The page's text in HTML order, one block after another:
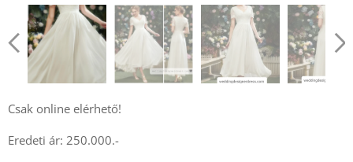
Csak online elérhető!
Eredeti ár: 250.000.-